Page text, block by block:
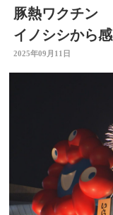
豚熱ワクチン
イノシシから
2025年09月11日